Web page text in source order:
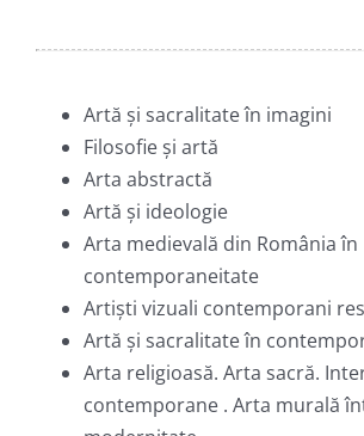
Artă și sacralitate în imagini
Filosofie şi artă
Arta abstractă
Artă şi ideologie
Arta medievală din România în
contemporaneitate
Artiști vizuali contemporani
Artă și sacralitate în
Arta religioasă. Arta sacră.
contemporane . Arta murală